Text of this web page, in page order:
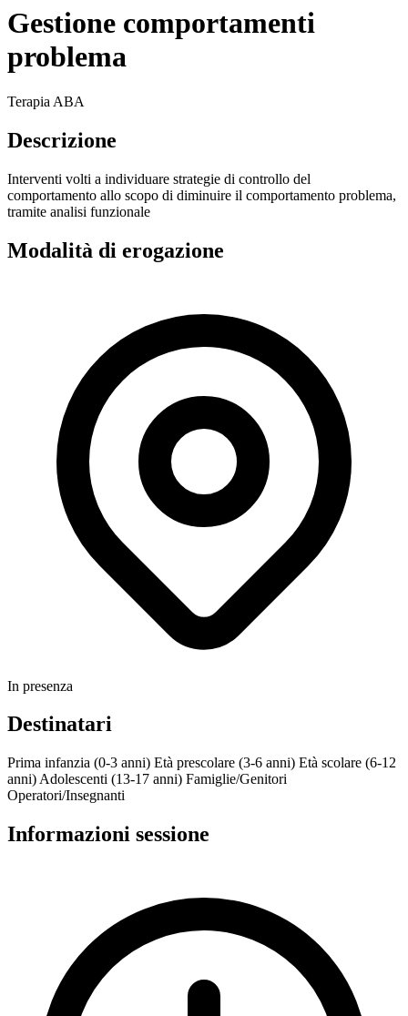
Gestione comportamenti
problema
Terapia ABA
Descrizione
Interventi volti a individuare strategie di controllo del
comportamento allo scopo di diminuire il comportamento problema,
tramite analisi funzionale
Modalità di erogazione
In presenza
Destinatari
Prima infanzia (0-3 anni) Età prescolare (3-6 anni) Età scolare (6-12
anni) Adolescenti (13-17 anni) Famiglie/Genitori
Operatori/Insegnanti
Informazioni sessione